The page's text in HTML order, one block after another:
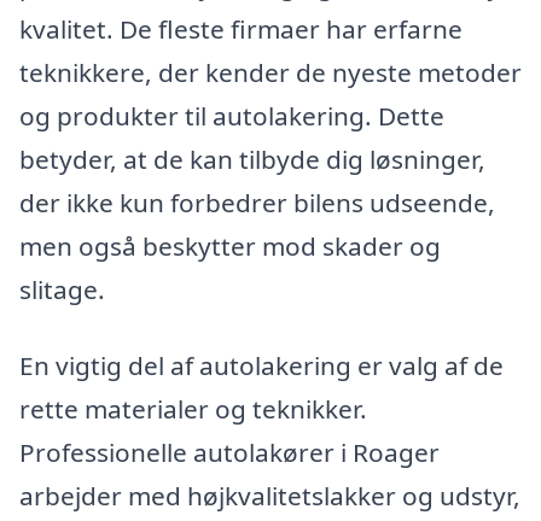
kvalitet. De fleste firmaer har erfarne
teknikkere, der kender de nyeste metoder
og produkter til autolakering. Dette
betyder, at de kan tilbyde dig løsninger,
der ikke kun forbedrer bilens udseende,
men også beskytter mod skader og
slitage.
En vigtig del af autolakering er valg af de
rette materialer og teknikker.
Professionelle autolakører i Roager
arbejder med højkvalitetslakker og udstyr,